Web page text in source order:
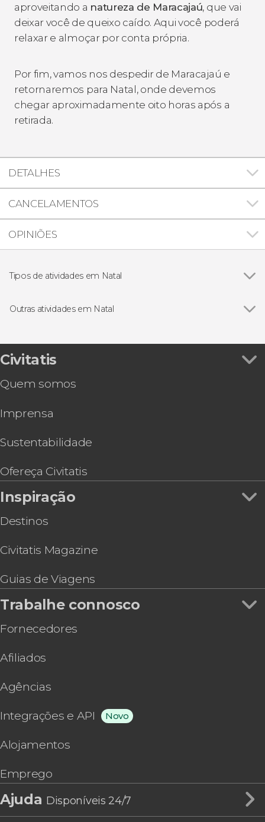
aproveitando a natureza de Maracajaú, que vai
deixar você de queixo caído. Aqui você poderá
relaxar e almoçar por conta própria.
Por fim, vamos nos despedir de Maracajaú e
retornaremos para Natal, onde devemos
chegar aproximadamente oito horas após a
retirada.
DETALHES
CANCELAMENTOS
OPINIÕES
Tipos de atividades em Natal
Outras atividades em Natal
Tour completo por Natal
Passeio de buggy pela costa norte de Natal
Maracajaú
Tour de quadriciclo pela costa sul
Passeio de catamarã pelos Parrachos de Pirangi
Civitatis
Quem somos
Imprensa
Sustentabilidade
Ofereça Civitatis
Inspiração
Destinos
Civitatis Magazine
Guias de Viagens
Trabalhe connosco
Fornecedores
Afiliados
Agências
Integrações e API Novo
Alojamentos
Emprego
Ajuda Disponíveis 24/7